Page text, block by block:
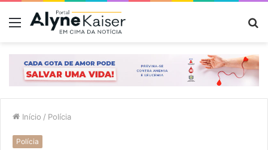
Menu
Início / Polícia
Polícia